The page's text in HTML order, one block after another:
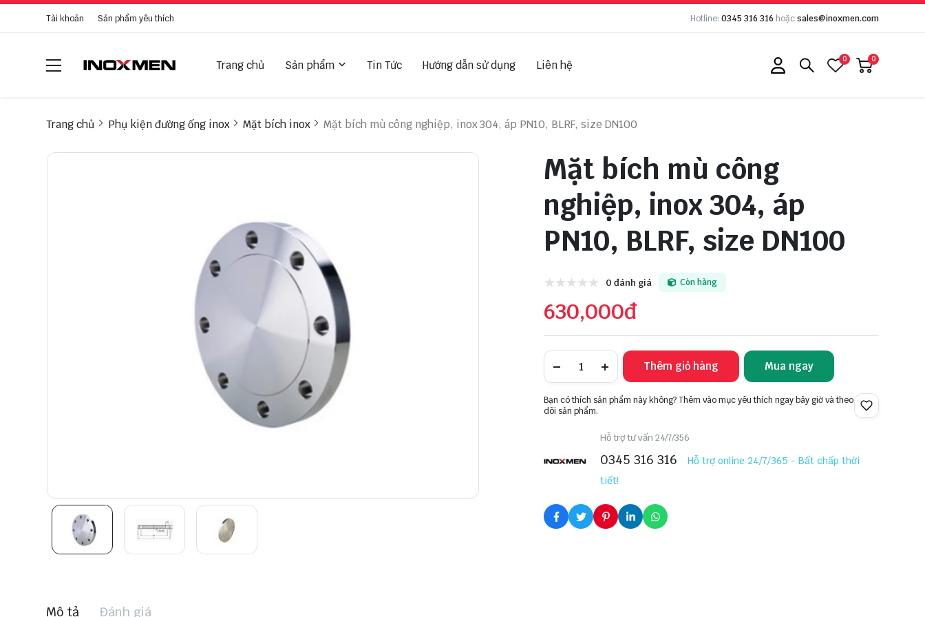
Tài khoản Sản phẩm yêu thích Hotline: 0345 316 316 hoặcsales@inoxmen.com
Trang chủ Sản phẩm Tin Tức Hướng dẫn sử dụng Liên hệ 0 0
Trang chủ Phụ kiện đường ống inox Mặt bích inox Mặt bích mù công nghiệp, inox 304, áp PN10, BLRF, size DN100
Mặt bích mù công
nghiệp, inox 304, áp
PN10, BLRF, size DN100
0 đánh giá Còn hàng
630,000đ
Thêm giỏ hàng Mua ngay
Bạn có thích sản phẩm này không? Thêm vào mục yêu thích ngay bây giờ và theo
dõi sản phẩm.
Hỗ trợ tư vấn 24/7/356
0345 316 316
Hỗ trợ online 24/7/365 - Bất chấp thời
tiết!
Mô tả Đánh giá